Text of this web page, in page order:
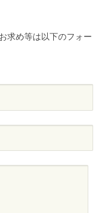
求め等は以下のフォー